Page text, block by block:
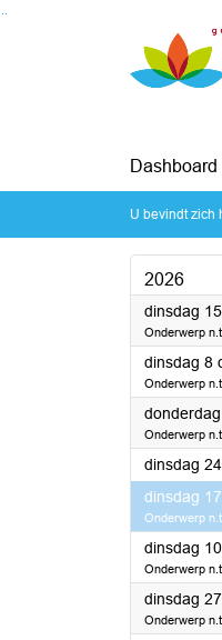
Ga naar de inhoud van
Dashboard
U bevindt zich
2026
dinsdag
Onderwerp
dinsdag 8
Onderwerp
Onderwerp
dinsdag
dinsdag
Onderwerp
dinsdag
Onderwerp
dinsdag
Onderwerp